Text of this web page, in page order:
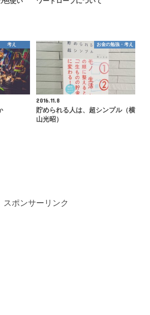
考え お金の勉強・考え
2016.11.8
貯められる人は、超シンプル（横
山光昭）
スポンサーリンク